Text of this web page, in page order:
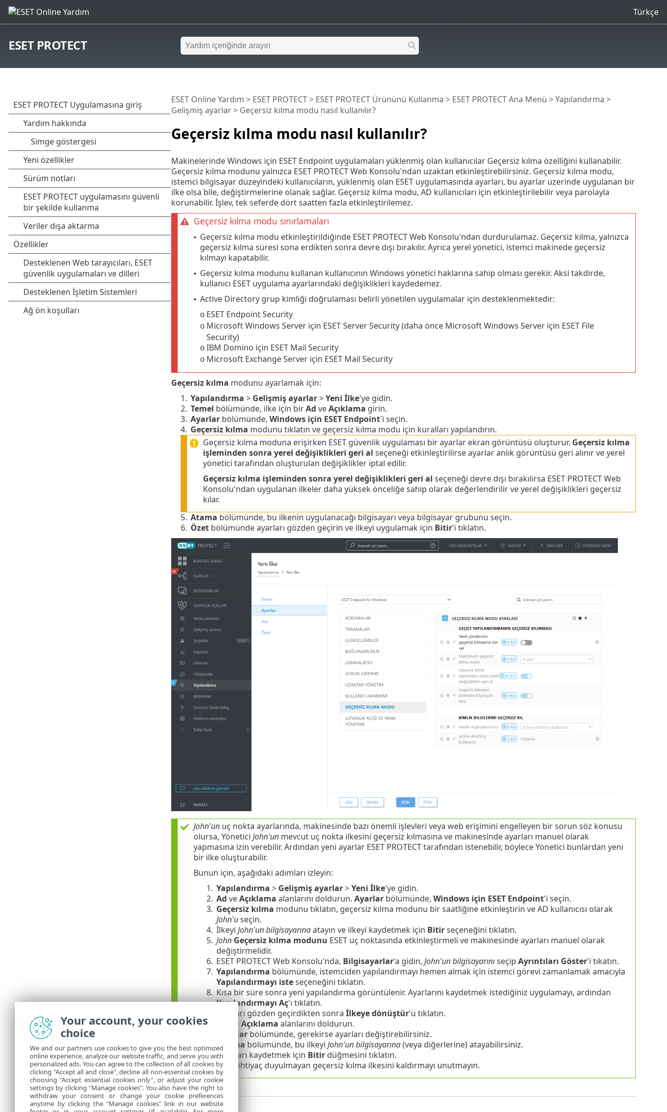
Türkçe
ESET PROTECT
Geçersiz kılma modu nasıl kullanılır?
ESET Online Yardım > ESET PROTECT> ESET PROTECT Ürününü Kullanma > ESET PROTECT Ana Menü >Yapılandırma >
Gelişmiş ayarlar> Geçersiz kılma modu nasıl kullanılır?
Makinelerinde Windows için ESET Endpoint uygulamaları yüklenmiş olan kullanıcılar Geçersiz kılma özelliğini kullanabilir.
Geçersiz kılma modunu yalnızca ESET PROTECT Web Konsolu'ndan uzaktan etkinleştirebilirsiniz. Geçersiz kılma modu,
istemci bilgisayar düzeyindeki kullanıcıların, yüklenmiş olan ESET uygulamasında ayarları, bu ayarlar üzerinde uygulanan bir
ilke olsa bile, değiştirmelerine olanak sağlar. Geçersiz kılma modu, AD kullanıcıları için etkinleştirilebilir veya parolayla
korunabilir. İşlev, tek seferde dört saatten fazla etkinleştirilemez.
Geçersiz kılma modu sınırlamaları
• Geçersiz kılma modu etkinleştirildiğinde ESET PROTECT Web Konsolu'ndan durdurulamaz. Geçersiz kılma, yalnızca
geçersiz kılma süresi sona erdikten sonra devre dışı bırakılır. Ayrıca yerel yönetici, istemci makinede geçersiz
kılmayı kapatabilir.
• Geçersiz kılma modunu kullanan kullanıcının Windows yönetici haklarına sahip olması gerekir. Aksi takdirde,
kullanıcı ESET uygulama ayarlarındaki değişiklikleri kaydedemez.
• Active Directory grup kimliği doğrulaması belirli yönetilen uygulamalar için desteklenmektedir:
o ESET Endpoint Security
o Microsoft Windows Server için ESET Server Security (daha önce Microsoft Windows Server için ESET File
Security)
o IBM Domino için ESET Mail Security
o Microsoft Exchange Server için ESET Mail Security
Geçersiz kılma modunu ayarlamak için:
1. Yapılandırma > Gelişmiş ayarlar>Yeni İlke'ye gidin.
2. Temel bölümünde, ilke için birAd veAçıklama girin.
3. Ayarlarbölümünde, Windows için ESET Endpoint'i seçin.
4. Geçersiz kılma modunu tıklatın ve geçersiz kılma modu için kuralları yapılandırın.
Geçersiz kılma moduna erişirken ESET güvenlik uygulaması bir ayarlar ekran görüntüsü oluşturur. Geçersiz kılma
işleminden sonra yerel değişiklikleri geri al seçeneği etkinleştirilirse ayarlar anlık görüntüsü geri alınır ve yerel
yönetici tarafından oluşturulan değişiklikler iptal edilir.
Geçersiz kılma işleminden sonra yerel değişiklikleri geri al seçeneği devre dışı bırakılırsa ESET PROTECT Web
Konsolu'ndan uygulanan ilkeler daha yüksek önceliğe sahip olarak değerlendirilir ve yerel değişiklikleri geçersiz
kılar.
5. Atama bölümünde, bu ilkenin uygulanacağı bilgisayarı veya bilgisayar grubunu seçin.
6. Özetbölümünde ayarları gözden geçirin ve ilkeyi uygulamak için Bitir'i tıklatın.
John'unuç nokta ayarlarında, makinesinde bazı önemli işlevleri veya web erişimini engelleyen bir sorun söz konusu
olursa, Yönetici John'unmevcut uç nokta ilkesini geçersiz kılmasına ve makinesinde ayarları manuel olarak
yapmasına izin verebilir. Ardından yeni ayarlar ESET PROTECT tarafından istenebilir, böylece Yönetici bunlardan yeni
bir ilke oluşturabilir.
Bunun için, aşağıdaki adımları izleyin:
1. Yapılandırma > Gelişmiş ayarlar>Yeni İlke'ye gidin.
2. Ad veAçıklama alanlarını doldurun. Ayarlarbölümünde, Windows için ESET Endpoint'i seçin.
3. Geçersiz kılma modunu tıklatın, geçersiz kılma modunu bir saatliğine etkinleştirin ve AD kullanıcısı olarak
John'useçin.
4. İlkeyi John'un bilgisayarınaatayın ve ilkeyi kaydetmek için Bitirseçeneğini tıklatın.
5. John Geçersiz kılma modunu ESET uç noktasında etkinleştirmeli ve makinesinde ayarları manuel olarak
değiştirmelidir.
6. ESET PROTECT Web Konsolu'nda, Bilgisayarlar'a gidin, John'un bilgisayarınıseçip Ayrıntıları Göster'i tıkatın.
7. Yapılandırma bölümünde, istemciden yapılandırmayı hemen almak için istemci görevi zamanlamak amacıyla
Yapılandırmayı isteseçeneğini tıklatın.
8. Kısa bir süre sonra yeni yapılandırma görüntülenir. Ayarlarını kaydetmek istediğiniz uygulamayı, ardından
Yapılandırmayı Aç'ı tıklatın.
Ayarları gözden geçirdikten sonra İlkeye dönüştür'ü tıklatın.
10.
ve Açıklama alanlarını doldurun.
Ayarlarbölümünde, gerekirse ayarları değiştirebilirsiniz.
12.Atama bölümünde, bu ilkeyi John'un bilgisayarına(veya diğerlerine) atayabilirsiniz.
13.Ayarları kaydetmek için Bitirdüğmesini tıklatın.
14.Artık ihtiyaç duyulmayan geçersiz kılma ilkesini kaldırmayı unutmayın.
Your account, your cookies
choice
We and our partners use cookies to give you the best optimized
online experience, analyze our website traffic, and serve you with
personalized ads. You can agree to the collection of all cookies by
clicking "Accept all and close", decline all non-essential cookies by
choosing "Accept essential cookies only", or adjust your cookie
settings by clicking "Manage cookies". You also have the right to
withdraw your consent or change your cookie preferences
anytime by clicking the "Manage cookies" link in our website